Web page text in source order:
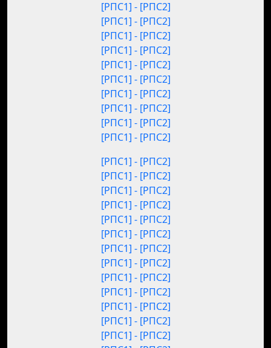
[РПС1] - [РПС2]
[РПС1] - [РПС2]
[РПС1] - [РПС2]
[РПС1] - [РПС2]
[РПС1] - [РПС2]
[РПС1] - [РПС2]
[РПС1] - [РПС2]
[РПС1] - [РПС2]
[РПС1] - [РПС2]
[РПС1] - [РПС2]
[РПС1] - [РПС2]
[РПС1] - [РПС2]
[РПС1] - [РПС2]
[РПС1] - [РПС2]
[РПС1] - [РПС2]
[РПС1] - [РПС2]
[РПС1] - [РПС2]
[РПС1] - [РПС2]
[РПС1] - [РПС2]
[РПС1] - [РПС2]
[РПС1] - [РПС2]
[РПС1] - [РПС2]
[РПС1] - [РПС2]